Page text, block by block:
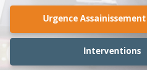
Urgence
Interventions